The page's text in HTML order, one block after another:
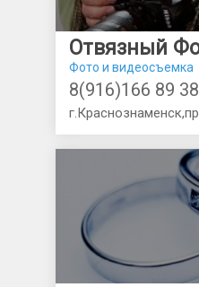
Фото и видеосъемка
8(916)166 89 38